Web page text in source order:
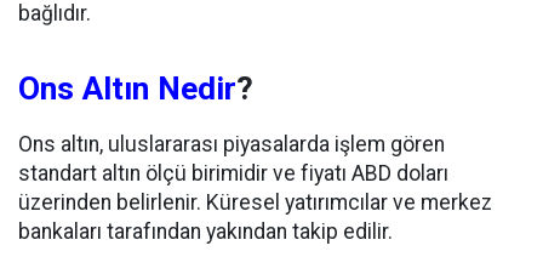
bağlıdır.
Ons Altın Nedir?
Ons altın, uluslararası piyasalarda işlem gören
standart altın ölçü birimidir ve fiyatı ABD doları
üzerinden belirlenir. Küresel yatırımcılar ve merkez
bankaları tarafından yakından takip edilir.